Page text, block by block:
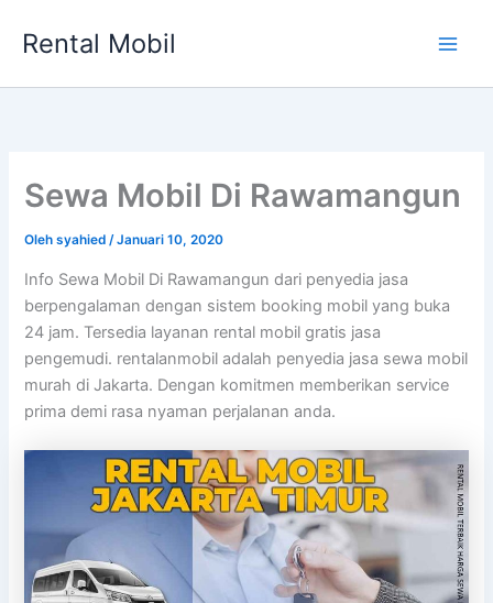
Rental Mobil
Sewa Mobil Di Rawamangun
Olehsyahied/Januari 10, 2020
Info Sewa Mobil Di Rawamangun dari penyedia jasa
berpengalaman dengan sistem booking mobil yang buka
24 jam. Tersedia layanan rental mobil gratis jasa
pengemudi. rentalanmobil adalah penyedia jasa sewa mobil
murah di Jakarta. Dengan komitmen memberikan service
prima demi rasa nyaman perjalanan anda.